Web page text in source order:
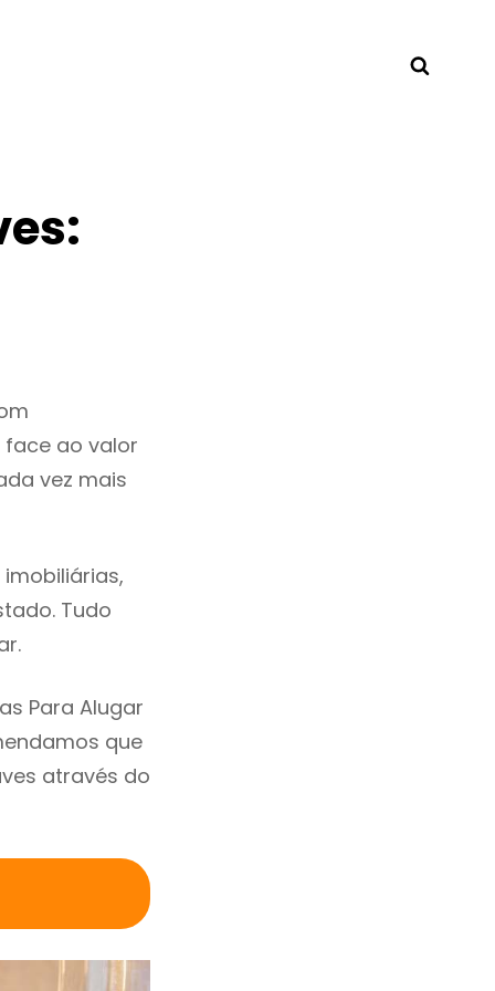
ao valor
vez mais
Tudo
Para Alugar
que
através do